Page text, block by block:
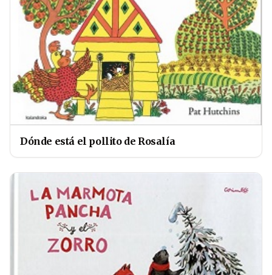
Dónde está el pollito de Rosalía